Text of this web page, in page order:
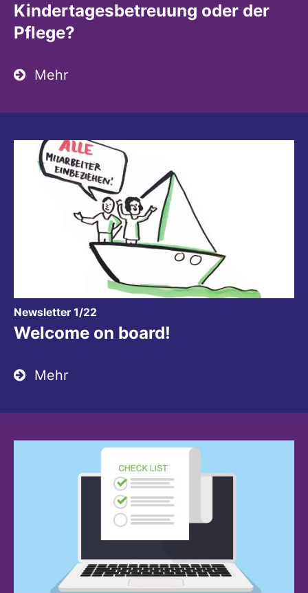
Kindertagesbetreuung oder der
Pflege?
Mehr
Newsletter 1/22
Welcome on board!
Mehr